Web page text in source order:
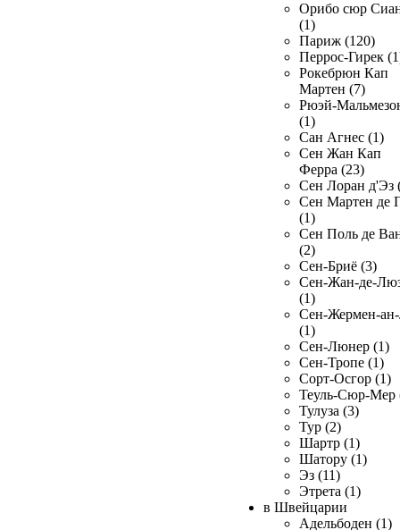
Орибо сюр
(1)
Париж (120)
Перрос-Гирек
Рокебрюн Кап
Мартен (7)
Рюэй-
(1)
Сан Агнес (1)
Сен Жан Кап
Ферра (23)
Сен Лоран д'Эз
Сен Мартен де
(1)
Сен Поль де
(2)
Сен-Бриё (3)
Сен-Жан-де-
(1)
Сен-Жермен-
(1)
Сен-Люнер (1)
Сен-Тропе (1)
Сорт-Осгор (1)
Теуль-Сюр-Мер
Тулуза (3)
Тур (2)
Шартр (1)
Шатору (1)
Эз (11)
Этрета (1)
в Швейцарии
Адельбоден (1)